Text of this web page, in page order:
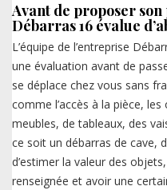
Avant de proposer
Débarras 16 évalue
L’équipe de l’entreprise
une évaluation avant de
se déplace chez vous sans
comme l’accès à la pièce, les
meubles, de tableaux, des
ce soit un débarras de cave,
d’estimer la valeur des
renseignée et avoir une